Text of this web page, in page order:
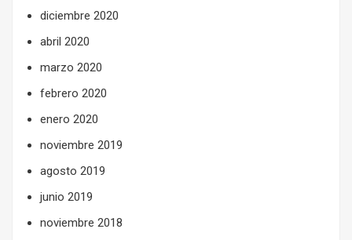
diciembre 2020
abril 2020
marzo 2020
febrero 2020
enero 2020
noviembre 2019
agosto 2019
junio 2019
noviembre 2018